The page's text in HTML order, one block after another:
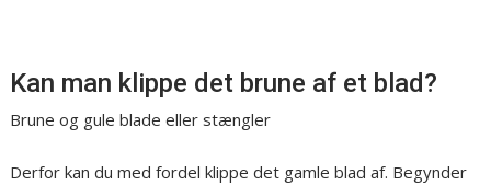
Kan man klippe det brune af et blad?
Brune og gule blade eller stængler
Derfor kan du med fordel klippe det gamle blad af. Begynder